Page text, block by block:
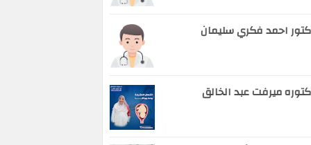
احمد فكري سليمان
ميرفت عبد الخالق